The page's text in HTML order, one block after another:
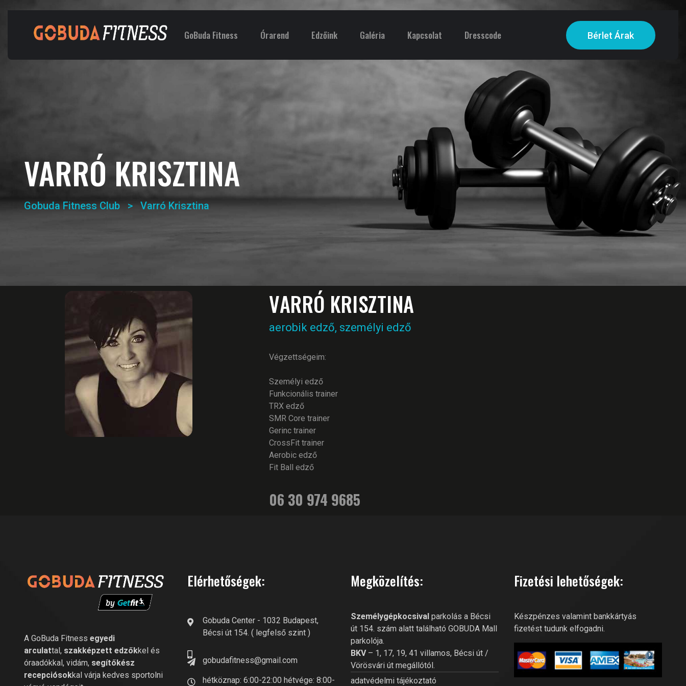
GoBuda Fitness Órarend Edzőink Galéria Kapcsolat Dresscode Bérlet Árak
VARRÓ KRISZTINA
Gobuda Fitness Club > Varró Krisztina
VARRÓ KRISZTINA
aerobik edző, személyi edző
Végzettségeim:
Személyi edző
Funkcionális trainer
TRX edző
SMR Core trainer
Gerinc trainer
CrossFit trainer
Aerobic edző
Fit Ball edző
06 30 974 9685
A GoBuda Fitness egyedi
arculattal, szakképzett edzőkkel és
óraadókkal, vidám, segítőkész
recepciósokkal várja kedves sportolni
Elérhetőségek:
Gobuda Center - 1032 Budapest,
Bécsi út 154. ( legfelső szint )
gobudafitness@gmail.com
hétköznap: 6:00-22:00 hétvége: 8:00-
Megközelítés:
Személygépkocsival parkolás a Bécsi
út 154. szám alatt található GOBUDA Mall
parkolója.
BKV– 1, 17, 19, 41 villamos, Bécsi út /
Vörösvári út megállótól.
adatvédelmi tájékoztató
Fizetési lehetőségek:
Készpénzes valamint bankkártyás
fizetést tudunk elfogadni.
tól!